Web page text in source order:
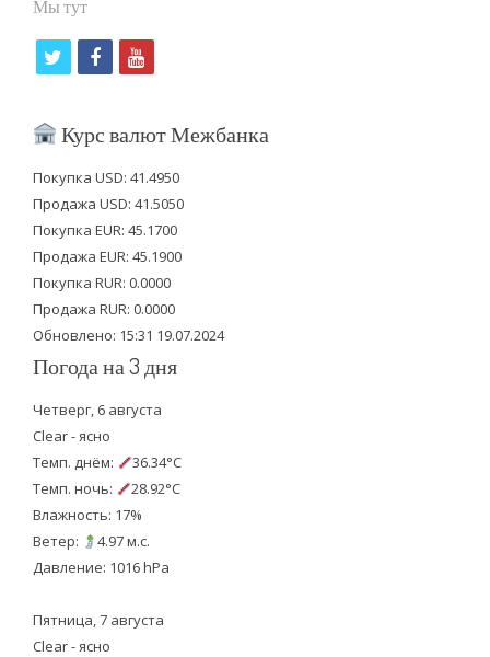
Мы тут
i
t
e
r
f
c
b
o
o
k
y
u
u
b
e
Курс валют Межбанка
Покупка USD: 41.4950
Продажа USD: 41.5050
Покупка EUR: 45.1700
Продажа EUR: 45.1900
Покупка RUR: 0.0000
Продажа RUR: 0.0000
Обновлено: 15:31 19.07.2024
Погода на 3 дня
Четверг, 6 августа
Clear - ясно
Темп. днём:
36.34°C
Темп. ночь:
28.92°C
Влажность: 17%
Ветер:
4.97 м.с.
Давление: 1016 hPa
Пятница, 7 августа
Clear - ясно